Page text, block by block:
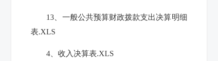
13、一般公共预算财政拨款支出决算明细
表.XLS
4、收入决算表.XLS